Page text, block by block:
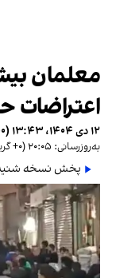
معلمان
اعتراضات
۱۲ دی ۱۴۰۴، ۱۳:۴۳ (‎+۰ گرینویچ)
به‌روزرسانی: ۲۰:۰۵ (‎+۰ گرینویچ)
پخش نسخه